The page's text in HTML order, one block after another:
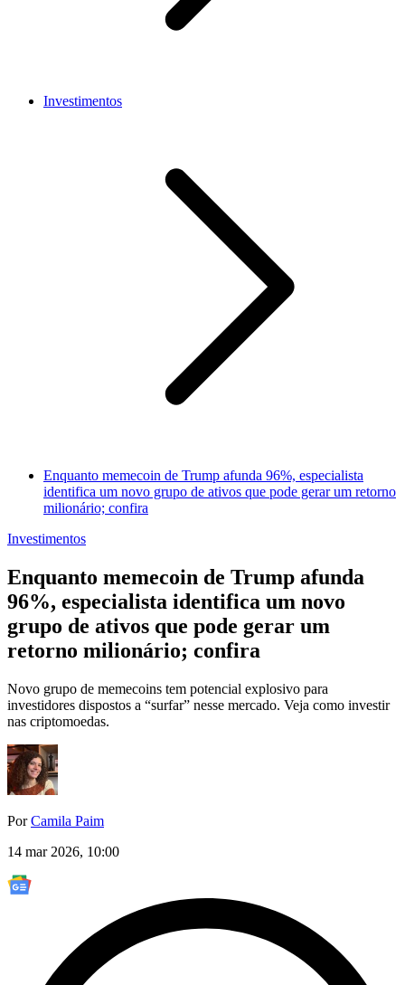
Investimentos
Enquanto memecoin de Trump afunda 96%, especialista
identifica um novo grupo de ativos que pode gerar um retorno
milionário; confira
Investimentos
Enquanto memecoin de Trump afunda
96%, especialista identifica um novo
grupo de ativos que pode gerar um
retorno milionário; confira
Novo grupo de memecoins tem potencial explosivo para
investidores dispostos a “surfar” nesse mercado. Veja como investir
nas criptomoedas.
PorCamila Paim
14 mar 2026, 10:00